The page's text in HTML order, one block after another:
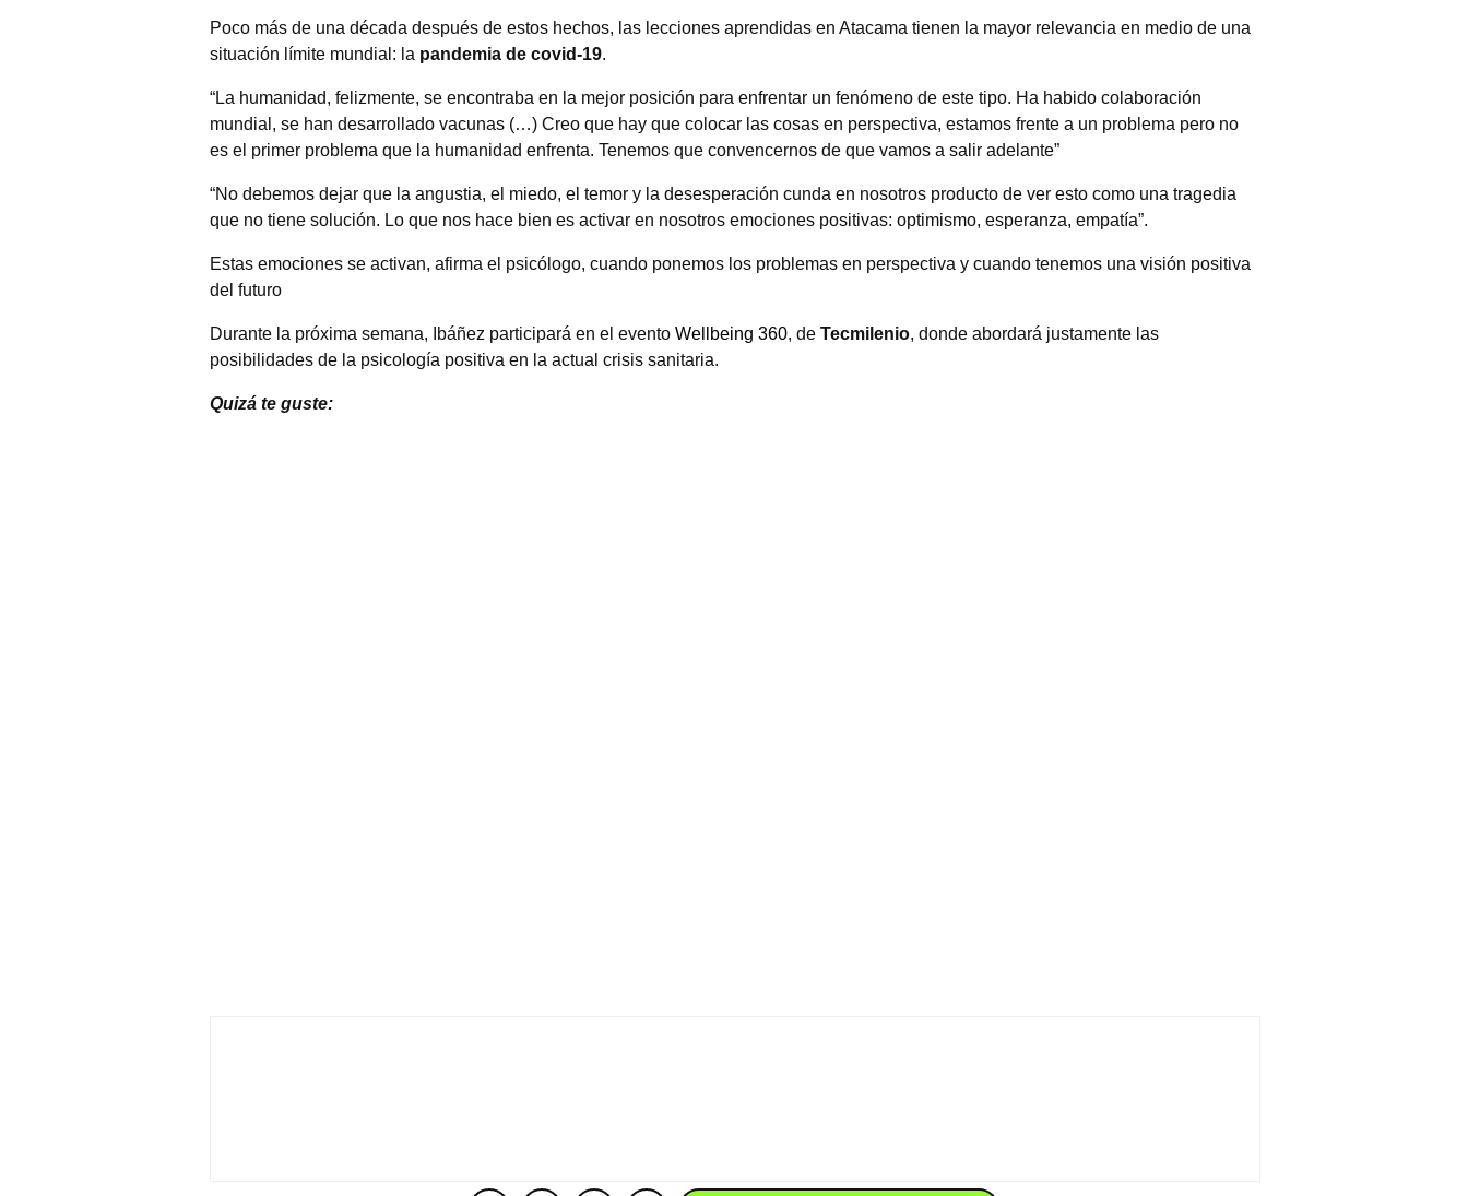
Poco más de una década después de estos hechos, las lecciones aprendidas en Atacama tienen la mayor relevancia en medio de una
situación límite mundial: la pandemia de covid-19.
“La humanidad, felizmente, se encontraba en la mejor posición para enfrentar un fenómeno de este tipo. Ha habido colaboración
mundial, se han desarrollado vacunas (…) Creo que hay que colocar las cosas en perspectiva, estamos frente a un problema pero no
es el primer problema que la humanidad enfrenta. Tenemos que convencernos de que vamos a salir adelante”
“No debemos dejar que la angustia, el miedo, el temor y la desesperación cunda en nosotros producto de ver esto como una tragedia
que no tiene solución. Lo que nos hace bien es activar en nosotros emociones positivas: optimismo, esperanza, empatía”.
Estas emociones se activan, afirma el psicólogo, cuando ponemos los problemas en perspectiva y cuando tenemos una visión positiva
del futuro
Durante la próxima semana, Ibáñez participará en el evento Wellbeing 360, de Tecmilenio, donde abordará justamente las
posibilidades de la psicología positiva en la actual crisis sanitaria.
Quizá te guste: